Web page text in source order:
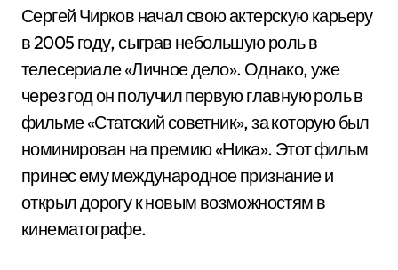
Сергей Чирков начал свою актерскую карьеру
в 2005 году, сыграв небольшую роль в
телесериале «Личное дело». Однако, уже
через год он получил первую главную роль в
фильме «Статский советник», за которую был
номинирован на премию «Ника». Этот фильм
принес ему международное признание и
открыл дорогу к новым возможностям в
кинематографе.